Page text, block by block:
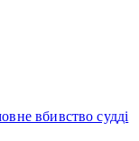
вбивство судді